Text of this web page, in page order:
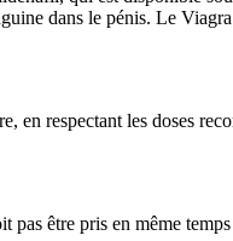
dans le pénis. Le
en respectant les doses
pas être pris en même